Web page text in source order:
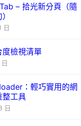
– 拾光新分頁（隨
日
檢視清單
：輕巧實用的網
整工具
日